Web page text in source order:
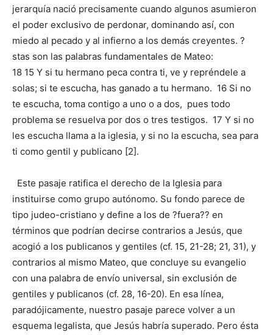
jerarquía nació precisamente cuando algunos asumieron
el poder exclusivo de perdonar, dominando así, con
miedo al pecado y al infierno a los demás creyentes. ?
stas son las palabras fundamentales de Mateo:
18 15 Y si tu hermano peca contra ti, ve y repréndele a
solas; si te escucha, has ganado a tu hermano. 16 Si no
te escucha, toma contigo a uno o a dos, pues todo
problema se resuelva por dos o tres testigos. 17 Y si no
les escucha llama a la iglesia, y si no la escucha, sea para
ti como gentil y publicano [2].
Este pasaje ratifica el derecho de la Iglesia para
instituirse como grupo autónomo. Su fondo parece de
tipo judeo-cristiano y define a los de ?fuera?? en
términos que podrían decirse contrarios a Jesús, que
acogió a los publicanos y gentiles (cf. 15, 21-28; 21, 31), y
contrarios al mismo Mateo, que concluye su evangelio
con una palabra de envío universal, sin exclusión de
gentiles y publicanos (cf. 28, 16-20). En esa línea,
paradójicamente, nuestro pasaje parece volver a un
esquema legalista, que Jesús habría superado. Pero ésta